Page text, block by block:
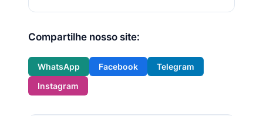
Compartilhe nosso site:
WhatsApp Facebook
Telegram
Instagram